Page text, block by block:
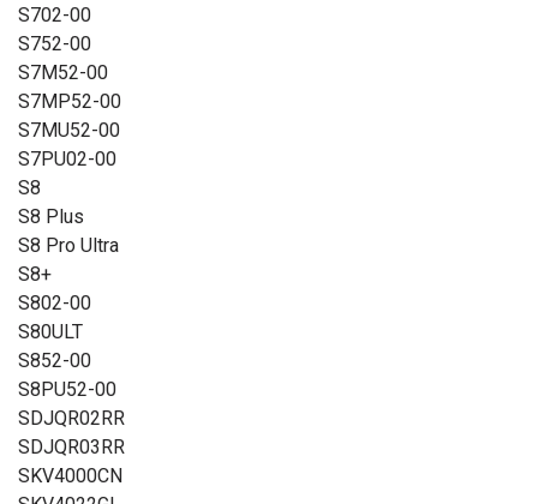
S702-00
S752-00
S7M52-00
S7MP52-00
S7MU52-00
S7PU02-00
S8
S8 Plus
S8 Pro Ultra
S8+
S802-00
S80ULT
S852-00
S8PU52-00
SDJQR02RR
SDJQR03RR
SKV4000CN